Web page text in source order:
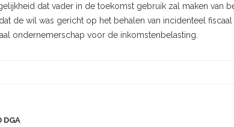
dat vader in de toekomst gebruik zal maken van
de wil was gericht op het behalen van incidenteel
ondernemerschap voor de inkomstenbelasting.
DGA